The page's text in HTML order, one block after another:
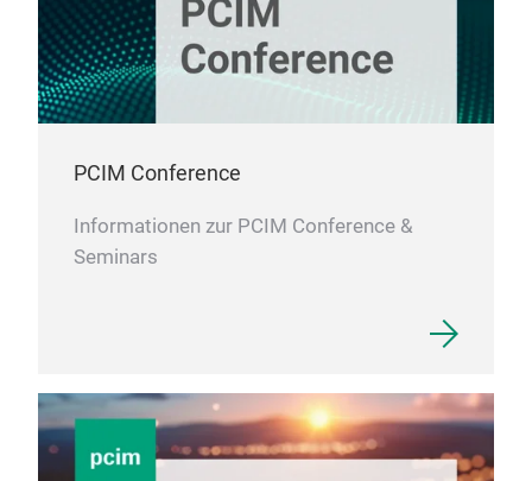
PCIM Conference
Informationen zur PCIM Conference &
Seminars